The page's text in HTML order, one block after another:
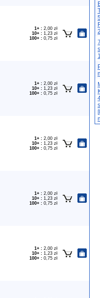
1+ : 2,00 zł
10+ : 1,23 zł
100+ : 0,75 zł
1+ : 2,00 zł
10+ : 1,23 zł
100+ : 0,75 zł
1+ : 2,00 zł
10+ : 1,23 zł
100+ : 0,75 zł
1+ : 2,00 zł
10+ : 1,23 zł
100+ : 0,75 zł
1+ : 2,00 zł
10+ : 1,23 zł
100+ : 0,75 zł